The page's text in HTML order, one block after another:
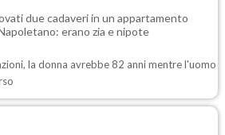
due cadaveri in un appartamento
erano zia e nipote
la donna avrebbe 82 anni mentre l'uomo